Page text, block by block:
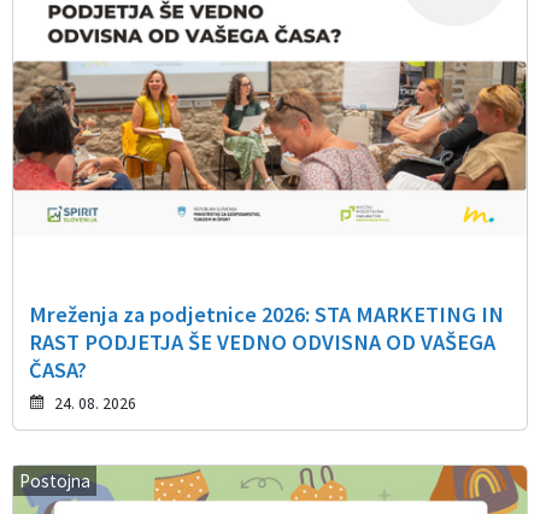
Mreženja za podjetnice 2026: STA MARKETING IN
RAST PODJETJA ŠE VEDNO ODVISNA OD VAŠEGA
ČASA?
24. 08. 2026
Postojna